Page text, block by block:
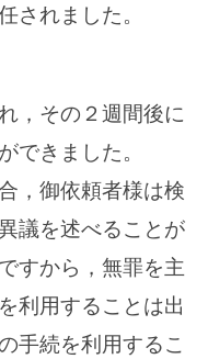
されました。
，その２週間後に
できました。
，御依頼者様は検
議を述べることが
すから，無罪を主
利用することは出
手続を利用するこ